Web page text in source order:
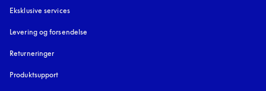
Eksklusive services
Levering og forsendelse
Returneringer
Produktsupport